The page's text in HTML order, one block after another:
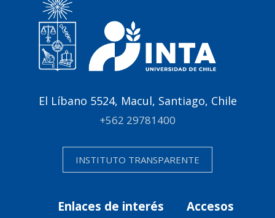
El Líbano 5524, Macul, Santiago, Chile
+562 29781400
INSTITUTO TRANSPARENTE
Enlaces de interés Accesos